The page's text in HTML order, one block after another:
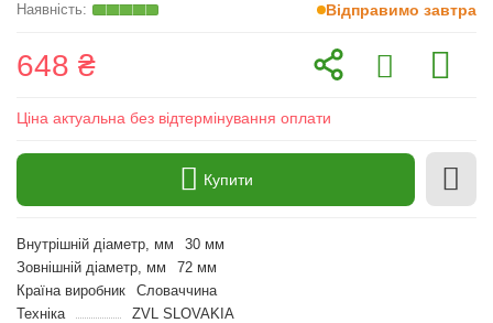
Відправимо завтра
648 ₴
Ціна актуальна без відтермінування оплати
Купити
Внутрішній діаметр, мм
30 мм
Зовнішній діаметр, мм
72 мм
Країна виробник
Словаччина
Техніка
ZVL SLOVAKIA